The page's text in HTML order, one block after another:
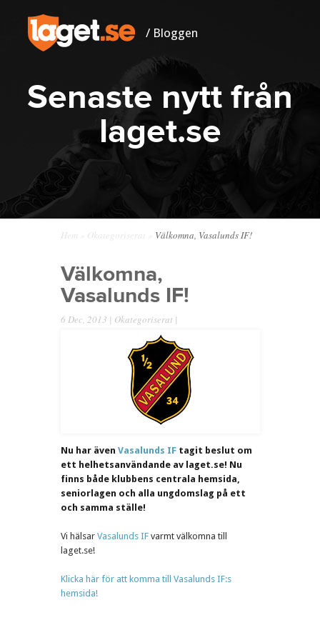
/ Bloggen
Senaste nytt från
laget.se
Hem Okategoriserat Välkomna, Vasalunds IF!
Välkomna,
Vasalunds IF!
6 Dec, 2013 | Okategoriserat |
Nu har även Vasalunds IFtagit beslut om
ett helhetsanvändande av laget.se! Nu
finns både klubbens centrala hemsida,
seniorlagen och alla ungdomslag på ett
och samma ställe!
Vi hälsar Vasalunds IFvarmt välkomna till
laget.se!
Klicka här för att komma till Vasalunds IF:s
hemsida!